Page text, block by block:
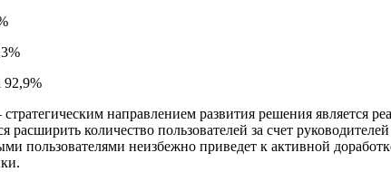
направлением развития решения является
количество пользователей за счет
неизбежно приведет к активной